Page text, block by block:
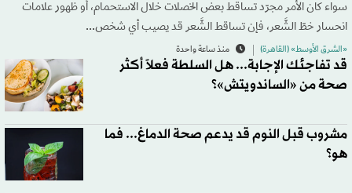
سواء كان الأمر مجرّد تساقط بعض الخصلات خلال الاستحمام، أو ظهور علامات
انحسار خطّ الشَّعر، فإن تساقط الشَّعر قد يصيب أي شخص...
«الشرق الأوسط» (القاهرة) منذ ساعة واحدة
قد تفاجئك الإجابة... هل السلطة فعلاً أكثر
صحة من «الساندويتش»؟
مشروب قبل النوم قد يدعم صحة الدماغ... فما
هو؟